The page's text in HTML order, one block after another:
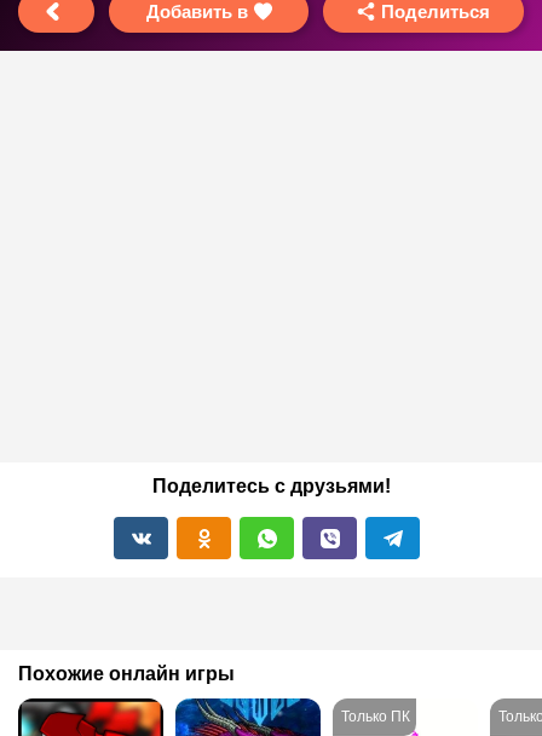
Добавить в Поделиться
Поделитесь с друзьями!
Похожие онлайн игры